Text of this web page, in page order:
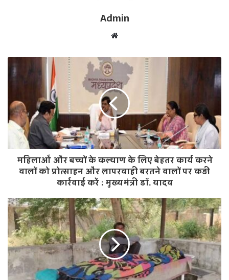
Admin
b
i
t
महिलाओं और बच्चों के कल्याण के लिए बेहतर कार्य करने
वालों को प्रोत्साहन और लापरवाही बरतने वालों पर कड़ी
कार्रवाई करें : मुख्यमंत्री डॉ. यादव